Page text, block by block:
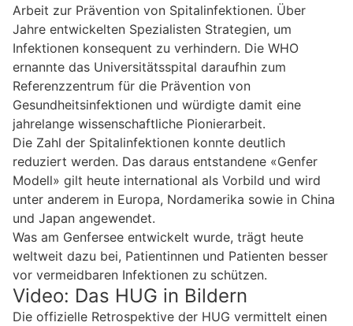
Arbeit zur Prävention von Spitalinfektionen. Über
Jahre entwickelten Spezialisten Strategien, um
Infektionen konsequent zu verhindern. Die WHO
ernannte das Universitätsspital daraufhin zum
Referenzzentrum für die Prävention von
Gesundheitsinfektionen und würdigte damit eine
jahrelange wissenschaftliche Pionierarbeit.
Die Zahl der Spitalinfektionen konnte deutlich
reduziert werden. Das daraus entstandene «Genfer
Modell» gilt heute international als Vorbild und wird
unter anderem in Europa, Nordamerika sowie in China
und Japan angewendet.
Was am Genfersee entwickelt wurde, trägt heute
weltweit dazu bei, Patientinnen und Patienten besser
vor vermeidbaren Infektionen zu schützen.
Video: Das HUG in Bildern
Die offizielle Retrospektive der HUG vermittelt einen